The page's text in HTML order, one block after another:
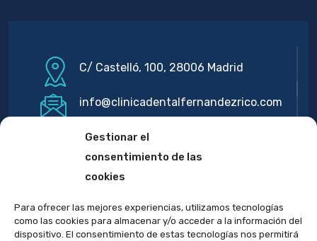
Gestionar el
consentimiento de las
cookies
Para ofrecer las mejores experiencias, utilizamos tecnologías
como las cookies para almacenar y/o acceder a la información del
dispositivo. El consentimiento de estas tecnologías nos permitirá
C/ Castelló, 100, 28006 Madrid
info@clinicadentalfernandezrico.com
915 62 01 51 / 645 813 369